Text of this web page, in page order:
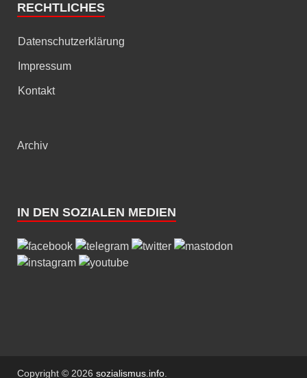
RECHTLICHES
Datenschutzerklärung
Impressum
Kontakt
Archiv
IN DEN SOZIALEN MEDIEN
Copyright © 2026 sozialismus.info.